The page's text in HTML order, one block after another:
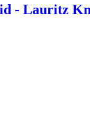
- Lauritz